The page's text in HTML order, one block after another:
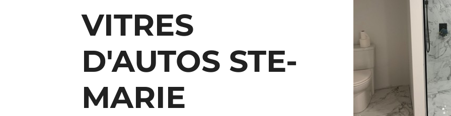
VITRES
D'AUTOS STE-
MARIE